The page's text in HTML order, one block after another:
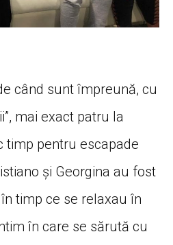
când sunt împreună, cu
mai exact patru la
timp pentru escapade
și Georgina au fost
timp ce se relaxau în
în care se sărută cu